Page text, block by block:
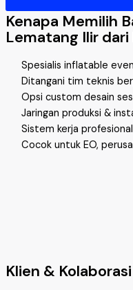
Kenapa Memilih
Lematang Ilir
Spesialis inflatable
Ditangani tim teknis
Opsi custom desain
Jaringan produksi &
Sistem kerja
Cocok untuk EO,
Klien & Kolaborasi